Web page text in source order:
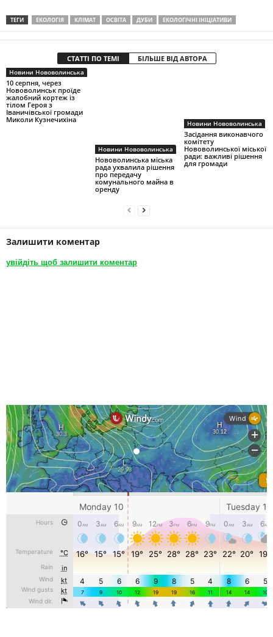
ТЕГИ ЕКОЛОГІЯ КЛІМАТ ОСВІТА ДУБИ ЕКОЛОГІЧНІ ІНІЦІАТИВИ
СТАТТІ ПО ТЕМІ БІЛЬШЕ ВІД АВТОРА
Новини Нововолинська
10 серпня, через
Нововолинськ проїде
жалобний кортеж із
тілом Героя з
Іваничівської громади
Миколи Кузнечихіна
Новини Нововолинська
Нововолинська міська
рада ухвалила рішення
про передачу
комунального майна в
оренду
Новини Нововолинська
Засідання виконавчого
комітету
Нововолинської міської
ради: важливі рішення
для громади
Залишити коментар
увійдіть щоб залишити коментар